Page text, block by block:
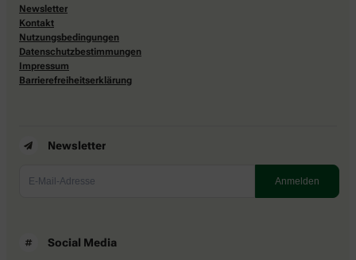
Newsletter
Kontakt
Nutzungsbedingungen
Datenschutzbestimmungen
Impressum
Barrierefreiheitserklärung
Newsletter
Social Media